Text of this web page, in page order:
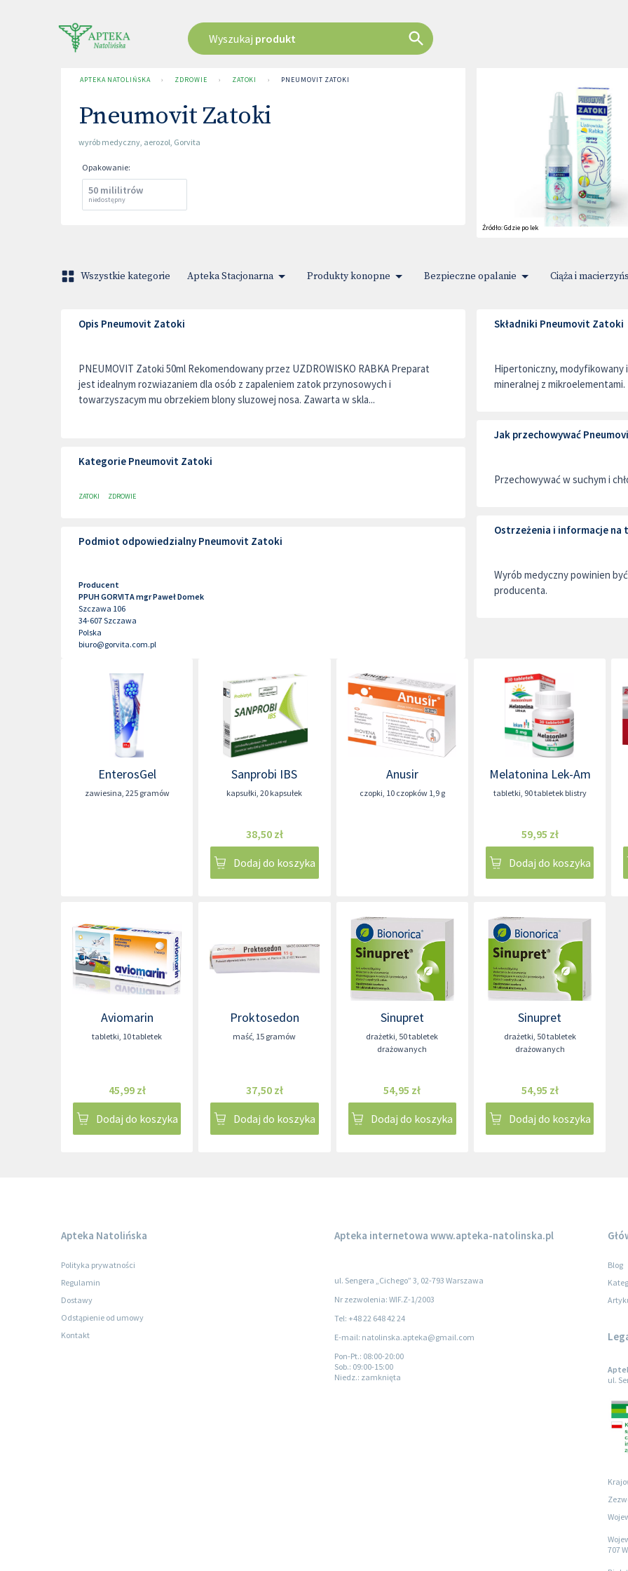
Wyszukaj produkt
APTEKA NATOLIŃSKA › ZDROWIE › ZATOKI › PNEUMOVIT ZATOKI
Pneumovit Zatoki
wyrób medyczny, aerozol, Gorvita
Opakowanie:
50 mililitrów
niedostępny
Źródło:Gdzie po lek
Wszystkie kategorie Apteka Stacjonarna Produkty konopne Bezpieczne opalanie Ciąża i
Opis Pneumovit Zatoki
PNEUMOVIT Zatoki 50ml Rekomendowany przez UZDROWISKO RABKA Preparat
jest idealnym rozwiazaniem dla osób z zapaleniem zatok przynosowych i
towarzyszacym mu obrzekiem blony sluzowej nosa. Zawarta w skla...
Kategorie Pneumovit Zatoki
ZATOKI ZDROWIE
Podmiot odpowiedzialny Pneumovit Zatoki
Producent
PPUH GORVITA mgr Paweł Domek
Szczawa 106
34-607Szczawa
Polska
biuro@gorvita.com.pl
Składniki Pneumovit Zatoki
Hipertoniczny,
mineralnej z mikroelementami.
Jak przechowywać
Przechowywać w suchym i
Ostrzeżenia i informacje
Wyrób medyczny powinien
producenta.
EnterosGel
zawiesina, 225 gramów
Sanprobi IBS
kapsułki,20 kapsułek
38,50 zł
Dodaj do koszyka
Anusir
czopki, 10 czopków 1,9 g
Melatonina Lek-Am
tabletki, 90 tabletek blistry
59,95 zł
Dodaj do koszyka
Aviomarin
tabletki, 10 tabletek
45,99 zł
Dodaj do koszyka
Proktosedon
maść, 15 gramów
37,50 zł
Dodaj do koszyka
Sinupret
drażetki, 50 tabletek
drażowanych
54,95 zł
Dodaj do koszyka
Sinupret
drażetki, 50 tabletek
drażowanych
54,95 zł
Dodaj do koszyka
Apteka Natolińska
Polityka prywatności
Regulamin
Dostawy
Odstąpienie od umowy
Kontakt
Apteka internetowa www.apteka-natolinska.pl
ul. Sengera „Cichego” 3, 02-793 Warszawa
Nr zezwolenia: WIF.Z-1/2003
Tel: +48 22 648 42 24
E-mail: natolinska.apteka@gmail.com
Pon-Pt.: 08:00-20:00
Sob.: 09:00-15:00
Niedz.: zamknięta
Blog
ul.
707